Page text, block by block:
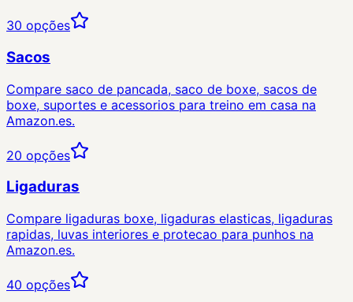
30 opções
Sacos
Compare saco de pancada, saco de boxe, sacos de
boxe, suportes e acessorios para treino em casa na
Amazon.es.
20 opções
Ligaduras
Compare ligaduras boxe, ligaduras elasticas, ligaduras
rapidas, luvas interiores e protecao para punhos na
Amazon.es.
40 opções